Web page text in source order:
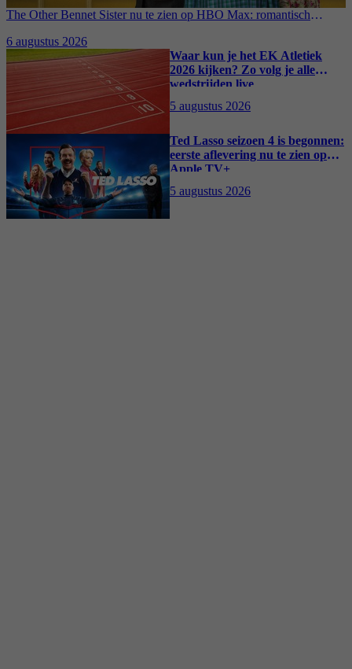
The Other Bennet Sister nu te zien op HBO Max: romantisch
6 augustus 2026
Waar kun je het EK Atletiek
2026 kijken? Zo volg je alle
wedstrijden live
5 augustus 2026
Ted Lasso seizoen 4 is begonnen:
eerste aflevering nu te zien op
Apple TV+
5 augustus 2026